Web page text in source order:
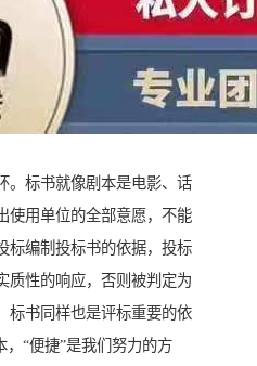
。标书就像剧本是电影、话
使用单位的全部意愿，不能
标编制投标书的依据，投标
质性的响应，否则被判定为
标书同样也是评标重要的依
，“便捷”是我们努力的方